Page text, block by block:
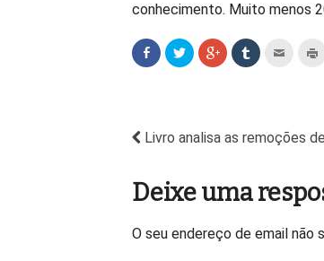
conhecimento. Muito menos
Livro analisa as remoções
Deixe uma
O seu endereço de email não